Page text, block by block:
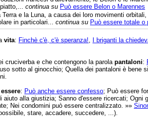
continua su Può essere Belon o Marennes
Terra e la Luna, a causa dei loro movimenti
in particolari... continua su Può essere totale o
vita: Finchè c'è, c'è speranza! I briganti la
cruciverba e che contengono la parola pantaloni:
sotto al ginocchio; Quella dei pantaloni è bene
essere: Può anche essere confesso; Può essere
aiuto alla giustizia; Sanno d'essere ricercati; Ogni
Nei condomini può essere centralizzato. »»
stare, accadere, succedere, ...).